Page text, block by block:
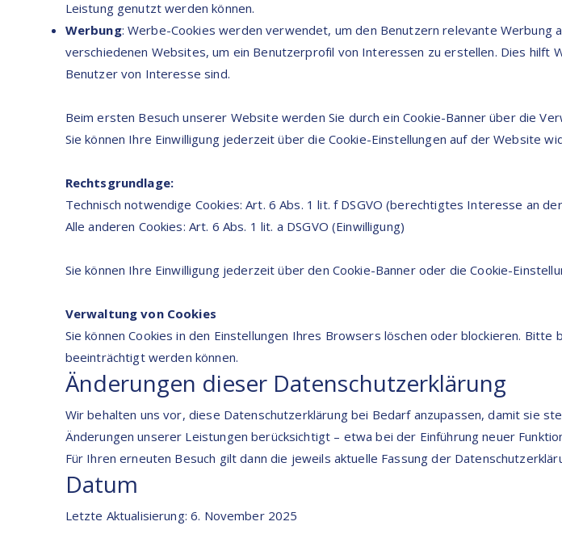
Leistung genutzt werden können.
Werbung: Werbe-Cookies werden verwendet, um den Benutzern relevante Werbung
verschiedenen Websites, um ein Benutzerprofil von Interessen zu erstellen. Dies hilft
Benutzer von Interesse sind.
Beim ersten Besuch unserer Website werden Sie durch ein Cookie-Banner über die
Sie können Ihre Einwilligung jederzeit über die Cookie-Einstellungen auf der Website
Rechtsgrundlage:
Technisch notwendige Cookies: Art. 6 Abs. 1 lit. f DSGVO (berechtigtes Interesse an
Alle anderen Cookies: Art. 6 Abs. 1 lit. a DSGVO (Einwilligung)
Sie können Ihre Einwilligung jederzeit über den Cookie-Banner oder die Cookie-
Verwaltung von Cookies
Sie können Cookies in den Einstellungen Ihres Browsers löschen oder blockieren.
beeinträchtigt werden können.
Änderungen dieser Datenschutzerklärung
Wir behalten uns vor, diese Datenschutzerklärung bei Bedarf anzupassen, damit sie
Änderungen unserer Leistungen berücksichtigt – etwa bei der Einführung neuer
Für Ihren erneuten Besuch gilt dann die jeweils aktuelle Fassung der
Datum
Letzte Aktualisierung: 6. November 2025